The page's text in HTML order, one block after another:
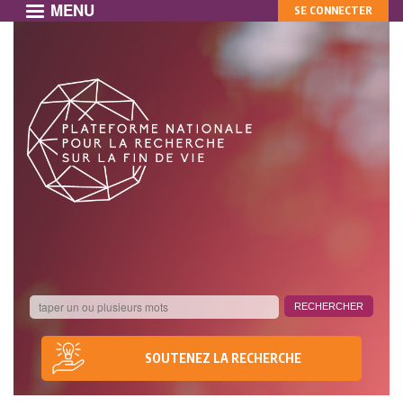
principal
MENU
SOUTENEZ LA RECHERCHE
MON
COMPTE
SE CONNECTER